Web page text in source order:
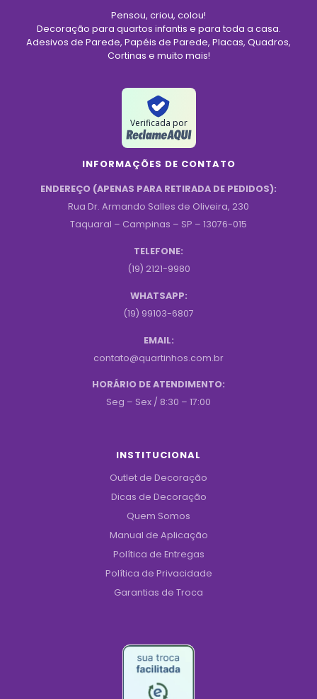
Pensou, criou, colou!
Decoração para quartos infantis e para toda a casa.
Adesivos de Parede, Papéis de Parede, Placas, Quadros,
Cortinas e muito mais!
Verificada por
INFORMAÇÕES DE CONTATO
ENDEREÇO (APENAS PARA RETIRADA DE PEDIDOS):
Rua Dr. Armando Salles de Oliveira, 230
Taquaral – Campinas – SP – 13076-015
TELEFONE:
(19) 2121-9980
WHATSAPP:
(19) 99103-6807
EMAIL:
contato@quartinhos.com.br
HORÁRIO DE ATENDIMENTO:
Seg – Sex / 8:30 – 17:00
INSTITUCIONAL
Outlet de Decoração
Dicas de Decoração
Quem Somos
Manual de Aplicação
Política de Entregas
Política de Privacidade
Garantias de Troca